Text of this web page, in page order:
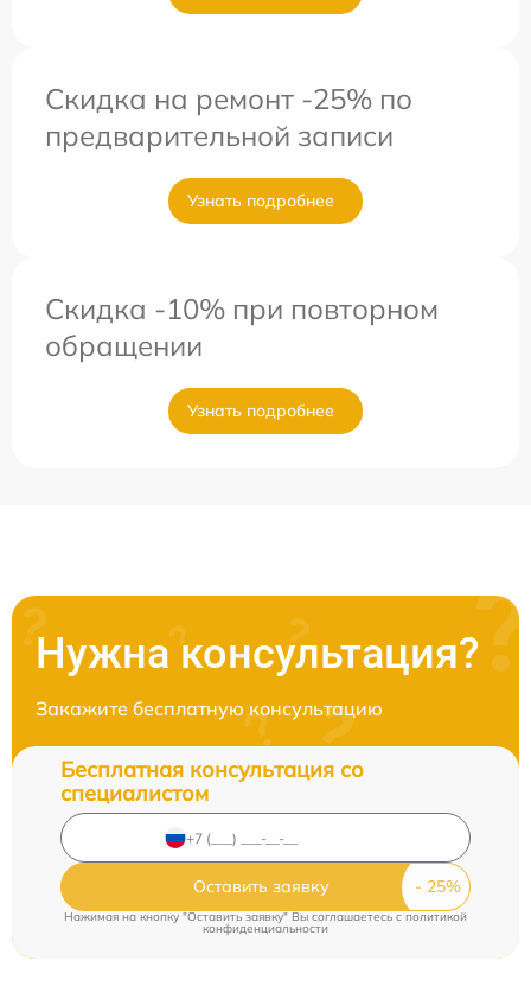
Скидка на ремонт -25% по
предварительной записи
Узнать подробнее
Скидка -10% при повторном
обращении
Узнать подробнее
Нужна консультация?
Закажите бесплатную консультацию
Бесплатная консультация со
специалистом
Оставить заявку
Нажимая на кнопку "Оставить заявку" Вы соглашаетесь c политикой
конфиденциальности